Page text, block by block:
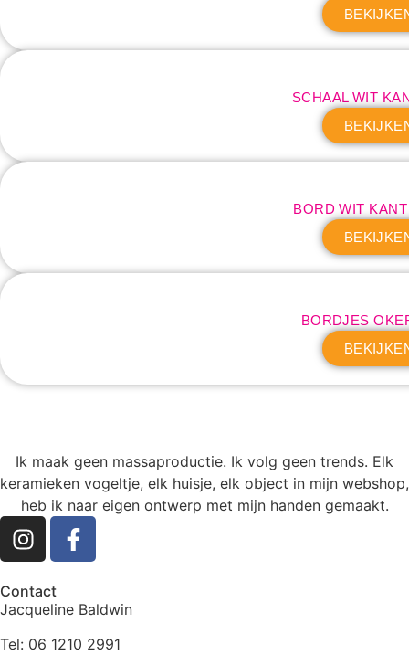
SCHAAL WIT
BORD WIT
BORDJES
Ik maak geen massaproductie. Ik volg geen trends. Elk
keramieken vogeltje, elk huisje, elk object in mijn webshop,
heb ik naar eigen ontwerp met mijn handen gemaakt.
Contact
Jacqueline Baldwin
Tel: 06 1210 2991